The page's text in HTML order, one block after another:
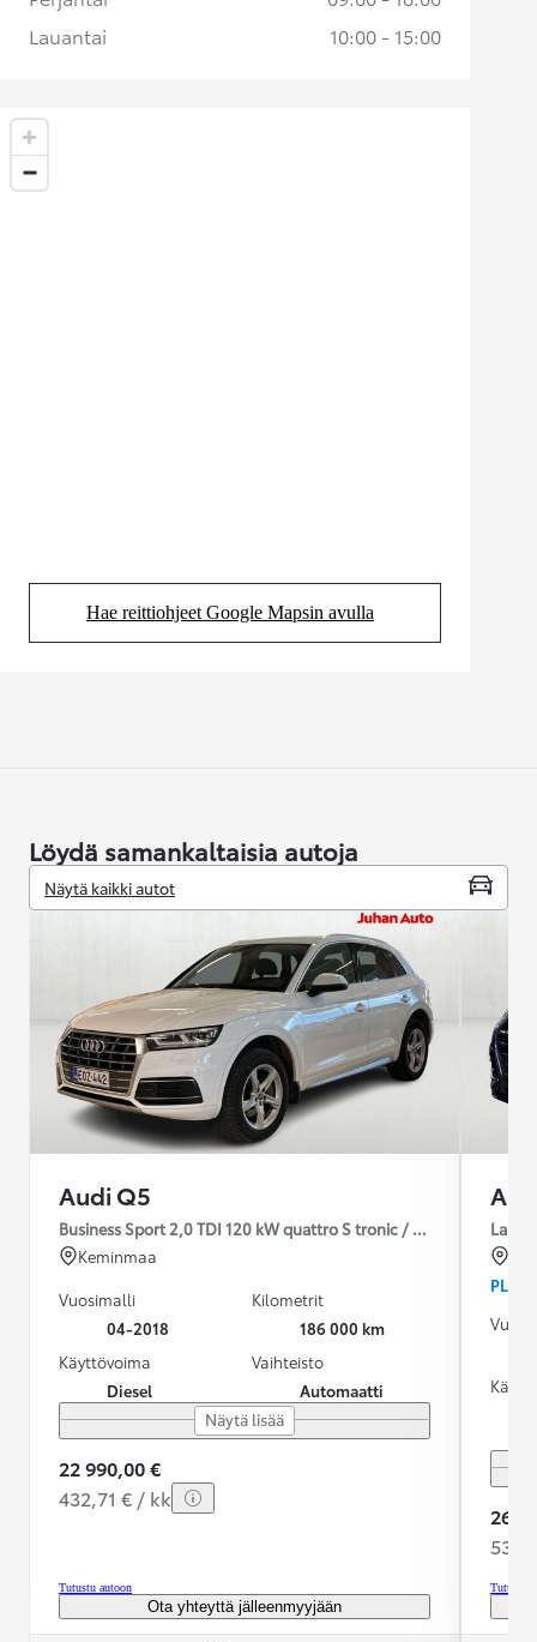
Hae reittiohjeet Google Mapsin avulla
(Aukeaa uudessa välilehdessä)
Lauantai
10:00 - 15:00
Löydä samankaltaisia autoja
Näytä kaikki autot
Audi Q5
Business Sport 2,0 TDI 120 kW quattro S tronic / Neliveto /
Keminmaa
Vuosimalli
04-2018
Kilometrit
186 000 km
Käyttövoima
Diesel
Vaihteisto
Automaatti
Näytä lisää
22 990,00 €
432,71 € / kk
Tutustu autoon
Ota yhteyttä jälleenmyyjään
26
Tutustu